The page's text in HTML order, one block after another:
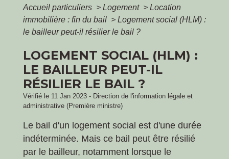
Accueil particuliers > Logement > Location
immobilière : fin du bail > Logement social (HLM) :
le bailleur peut-il résilier le bail ?
LOGEMENT SOCIAL (HLM) :
LE BAILLEUR PEUT-IL
RÉSILIER LE BAIL ?
Vérifié le 11 Jan 2023 - Direction de l'information légale et
administrative (Première ministre)
Le bail d'un logement social est d'une durée
indéterminée. Mais ce bail peut être résilié
par le bailleur, notamment lorsque le